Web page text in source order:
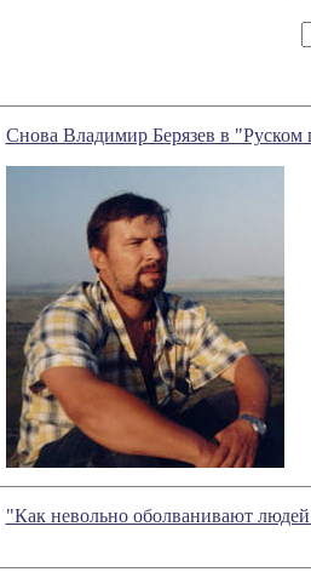
Снова Владимир Берязев в "Руском
"Как невольно оболванивают